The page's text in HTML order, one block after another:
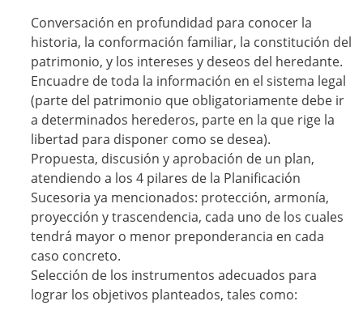
Conversación en profundidad para conocer la
historia, la conformación familiar, la constitución del
patrimonio, y los intereses y deseos del heredante.
Encuadre de toda la información en el sistema legal
(parte del patrimonio que obligatoriamente debe ir
a determinados herederos, parte en la que rige la
libertad para disponer como se desea).
Propuesta, discusión y aprobación de un plan,
atendiendo a los 4 pilares de la Planificación
Sucesoria ya mencionados: protección, armonía,
proyección y trascendencia, cada uno de los cuales
tendrá mayor o menor preponderancia en cada
caso concreto.
Selección de los instrumentos adecuados para
lograr los objetivos planteados, tales como: